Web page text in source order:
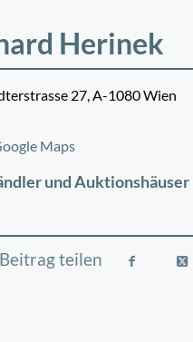
Herinek
27, A-1080 Wien
Maps
und Auktionshäuser